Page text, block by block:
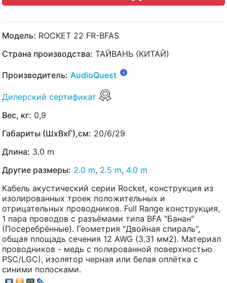
Модель: ROCKET 22 FR-BFAS
Страна производства: ТАЙВАНЬ (КИТАЙ)
Производитель: AudioQuest
Дилерский сертификат
Вес, кг: 0,9
Габариты (ШхВхГ),см: 20/6/29
Длина: 3.0 m
Другие размеры: 2.0 m, 2.5 m, 4.0 m
Кабель акустический серии Rocket, конструкция из
изолированных троек положительных и
отрицательных проводников. Full Range конструкция,
1 пара проводов с разъёмами типа BFA "Банан"
(Посеребрённые). Геометрия "Двойная спираль",
общая площадь сечения 12 AWG (3.31 мм2). Материал
проводников - медь с полированной поверхностью
PSC/LGC), изолятор черная или белая оплётка с
синими полосками.